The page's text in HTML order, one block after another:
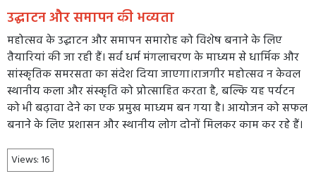
उद्घाटन और समापन की भव्यता
महोत्सव के उद्घाटन और समापन समारोह को विशेष बनाने के लिए
तैयारियां की जा रही हैं। सर्व धर्म मंगलाचरण के माध्यम से धार्मिक और
सांस्कृतिक समरसता का संदेश दिया जाएगा।राजगीर महोत्सव न केवल
स्थानीय कला और संस्कृति को प्रोत्साहित करता है, बल्कि यह पर्यटन
को भी बढ़ावा देने का एक प्रमुख माध्यम बन गया है। आयोजन को सफल
बनाने के लिए प्रशासन और स्थानीय लोग दोनों मिलकर काम कर रहे हैं।
Views:16